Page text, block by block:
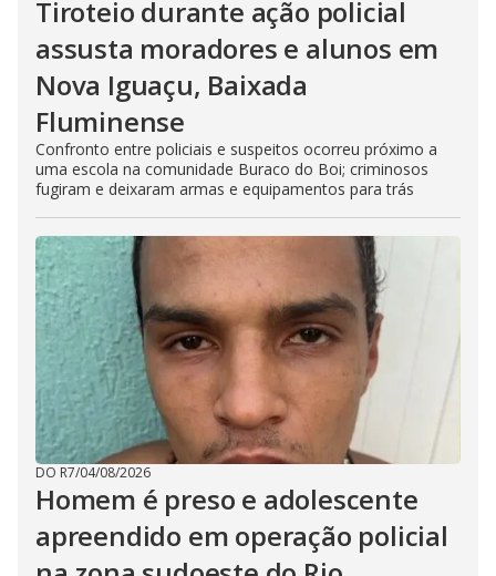
Tiroteio durante ação policial
assusta moradores e alunos em
Nova Iguaçu, Baixada
Fluminense
Confronto entre policiais e suspeitos ocorreu próximo a
uma escola na comunidade Buraco do Boi; criminosos
fugiram e deixaram armas e equipamentos para trás
DO R7/04/08/2026
Homem é preso e adolescente
apreendido em operação policial